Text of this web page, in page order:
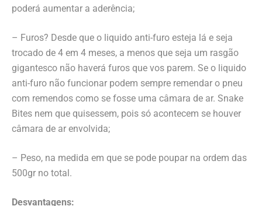
poderá aumentar a aderência;
– Furos? Desde que o liquido anti-furo esteja lá e seja
trocado de 4 em 4 meses, a menos que seja um rasgão
gigantesco não haverá furos que vos parem. Se o liquido
anti-furo não funcionar podem sempre remendar o pneu
com remendos como se fosse uma câmara de ar. Snake
Bites nem que quisessem, pois só acontecem se houver
câmara de ar envolvida;
– Peso, na medida em que se pode poupar na ordem das
500gr no total.
Desvantagens: